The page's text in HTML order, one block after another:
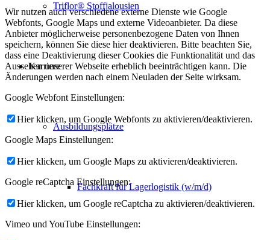
Triflor® Stoffjalousien
Karriere
Ausbildungsplätze
Fachkraft für Lagerlogistik (w/m/d)
Wir nutzen auch verschiedene externe Dienste wie Google
Webfonts, Google Maps und externe Videoanbieter. Da diese
Anbieter möglicherweise personenbezogene Daten von Ihnen
speichern, können Sie diese hier deaktivieren. Bitte beachten Sie,
dass eine Deaktivierung dieser Cookies die Funktionalität und das
Aussehen unserer Webseite erheblich beeinträchtigen kann. Die
Änderungen werden nach einem Neuladen der Seite wirksam.
Google Webfont Einstellungen:
Hier klicken, um Google Webfonts zu aktivieren/deaktivieren.
Google Maps Einstellungen:
Hier klicken, um Google Maps zu aktivieren/deaktivieren.
Google reCaptcha Einstellungen:
Hier klicken, um Google reCaptcha zu aktivieren/deaktivieren.
Vimeo und YouTube Einstellungen: